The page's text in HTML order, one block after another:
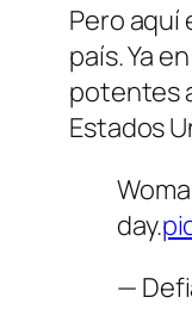
Pero aquí
país. Ya
potentes
Estados
day.
—